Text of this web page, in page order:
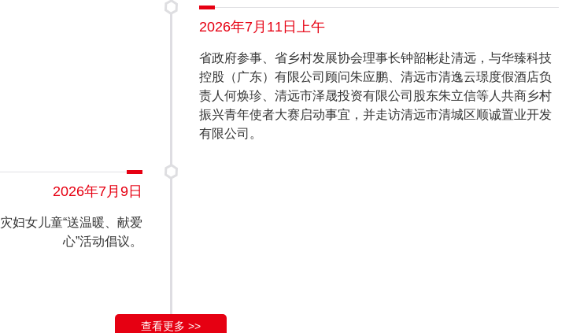
2026年7月11日上午
省政府参事、省乡村发展协会理事长钟韶彬赴清远，与华臻科技
控股（广东）有限公司顾问朱应鹏、清远市清逸云璟度假酒店负
责人何焕珍、清远市泽晟投资有限公司股东朱立信等人共商乡村
振兴青年使者大赛启动事宜，并走访清远市清城区顺诚置业开发
有限公司。
2026年7月9日
妇女儿童“送温暖、献爱
心”活动倡议。
查看更多 >>